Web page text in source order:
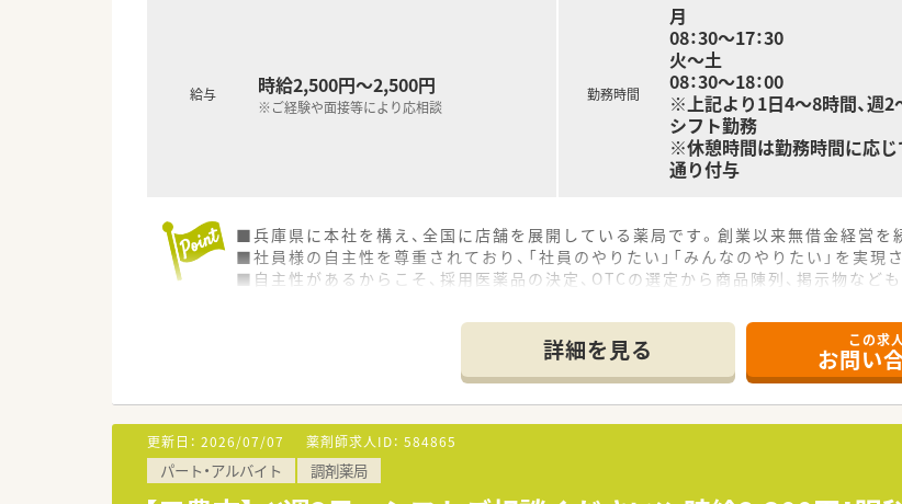
給与 時給2,500円～2,500円
※ご経験や面接等により応相談
勤務時間
月
08：30～17：30
火～土
08：30～18：00
※上記より1日4～8時間、週2
シフト勤務
※休憩時間は勤務時間に応じ
通り付与
■兵庫県に本社を構え、全国に店舗を展開している薬局です。創業以来無借金経営を
■社員様の自主性を尊重されており、「社員のやりたい」「みんなのやりたい」を実現
■自主性があるからこそ、採用医薬品の決定、OTCの選定から商品陳列、掲示物など
詳細を見る この求
お問い
更新日： 2026/07/07 薬剤師求人ID： 584865
パート・アルバイト 調剤薬局